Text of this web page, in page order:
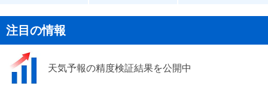
注目の情報
天気予報の精度検証結果を公開中